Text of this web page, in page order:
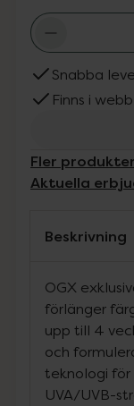
Snabba
Finns i
Fler
Aktuella
Beskrivning
OGX
förlänger
upp till 4
och
teknologi
UVA/UVB-